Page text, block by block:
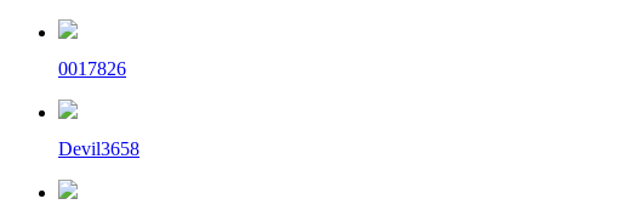
0017826
Devil3658